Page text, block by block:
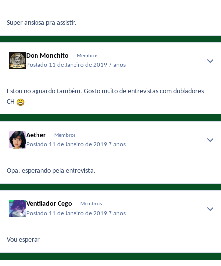
Super ansiosa pra assistir.
Don Monchito Membros
Postado 11 de Janeiro de 2019 7 anos
Estou no aguardo também. Gosto muito de entrevistas com dubladores
CH
Aether Membros
Postado 11 de Janeiro de 20197 anos
Opa, esperando pela entrevista.
Ventilador Cego Membros
Postado 11 de Janeiro de 20197 anos
Vou esperar